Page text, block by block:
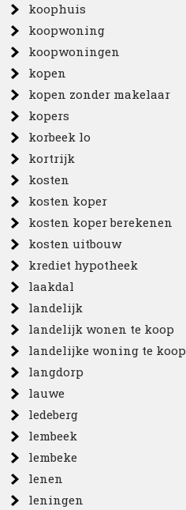
koophuis
koopwoning
koopwoningen
kopen
kopen zonder makelaar
kopers
korbeek lo
kortrijk
kosten
kosten koper
kosten koper berekenen
kosten uitbouw
krediet hypotheek
laakdal
landelijk
landelijk wonen te koop
landelijke woning te koop
langdorp
lauwe
ledeberg
lembeek
lembeke
lenen
leningen